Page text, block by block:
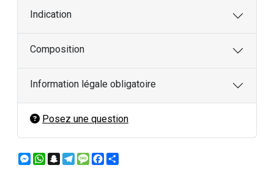
Indication
Composition
Information légale obligatoire
Posez une question
Messenger
WhatsApp
Snapchat
Telegram
MessageFacebook